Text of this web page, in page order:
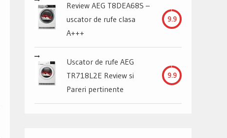
Review AEG T8DEA68S –
uscator de rufe clasa
A+++
9.9
Uscator de rufe AEG
TR718L2E Review si
Pareri pertinente
9.9